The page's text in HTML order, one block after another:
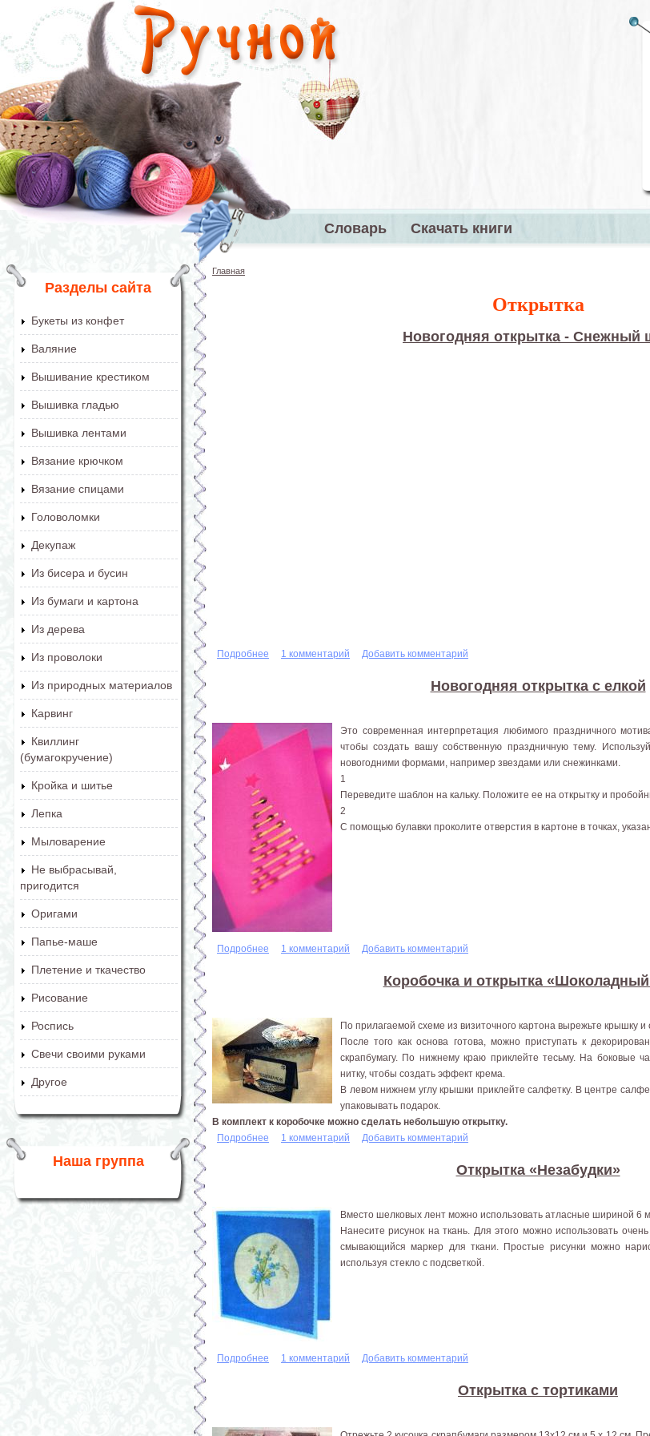
Перейти к основному содержанию
Главное меню
Словарь Скачать книги
Разделы сайта
Букеты из конфет
Валяние
Вышивание крестиком
Вышивка гладью
Вышивка лентами
Вязание крючком
Вязание спицами
Головоломки
Декупаж
Из бисера и бусин
Из бумаги и картона
Из дерева
Из проволоки
Из природных материалов
Карвинг
Квиллинг
(бумагокручение)
Кройка и шитье
Лепка
Мыловарение
Не выбрасывай,
пригодится
Оригами
Папье-маше
Плетение и ткачество
Рисование
Роспись
Свечи своими руками
Другое
Наша группа
Главная
Открытка
Новогодняя открытка - Снежный
Подробнее о Новогодняя открытка - Снежный шар
1 комментарий Добавить комментарий
Новогодняя открытка с елкой
Это современная интерпретация любимого праздничного
чтобы создать вашу собственную праздничную тему.
новогодними формами, например звездами или снежинками.
1
Переведите шаблон на кальку. Положите ее на открытку и
2
С помощью булавки проколите отверстия в картоне в точках,
Подробнее о Новогодняя открытка с елкой
1 комментарий Добавить комментарий
Коробочка и открытка «Шоколадный
По прилагаемой схеме из визиточного картона вырежьте крышку и
После того как основа готова, можно приступать к
скрапбумагу. По нижнему краю приклейте тесьму. На боковые
нитку, чтобы создать эффект крема.
В левом нижнем углу крышки приклейте салфетку. В центре
упаковывать подарок.
В комплект к коробочке можно сделать небольшую открытку.
Подробнее о Коробочка и открытка «Шоколадный торт»
1 комментарий Добавить комментарий
Открытка «Незабудки»
Вместо шелковых лент можно использовать атласные шириной 6
Нанесите рисунок на ткань. Для этого можно использовать
смывающийся маркер для ткани. Простые рисунки можно
используя стекло с подсветкой.
Подробнее о Открытка «Незабудки»
1 комментарий Добавить комментарий
Открытка с тортиками